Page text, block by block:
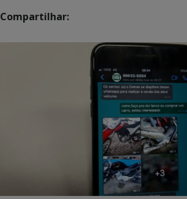
Compartilhar: